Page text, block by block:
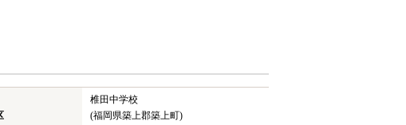
椎田中学校
(福岡県築上郡築上町)